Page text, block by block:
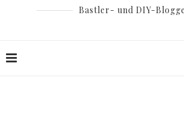
Bastler- und DIY-